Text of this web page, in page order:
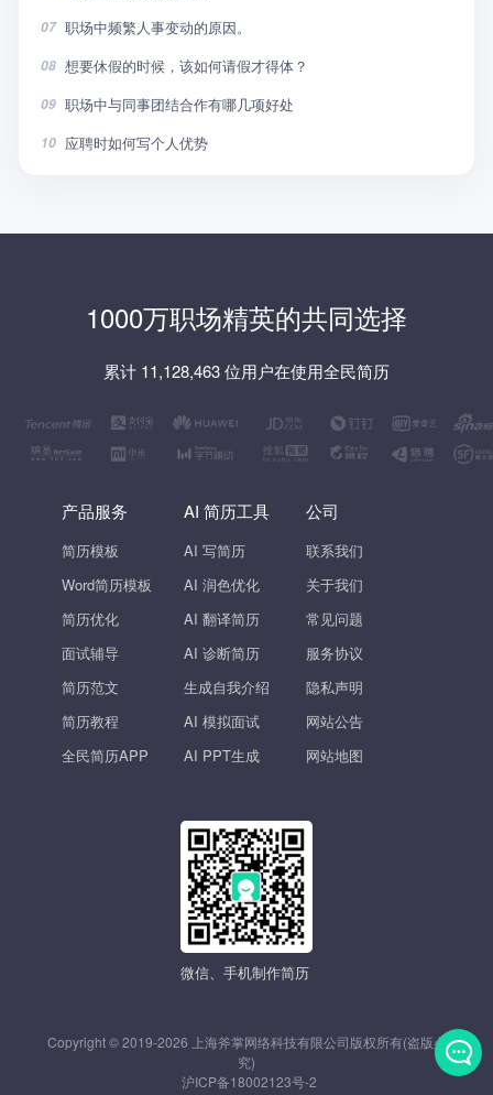
07 职场中频繁人事变动的原因。
08 想要休假的时候，该如何请假才得体？
09 职场中与同事团结合作有哪几项好处
10 应聘时如何写个人优势
1000万职场精英的共同选择
累计 11,128,463 位用户在使用全民简历
产品服务
简历模板
Word简历模板
简历优化
面试辅导
简历范文
简历教程
全民简历APP
AI 简历工具
AI 写简历
AI 润色优化
AI 翻译简历
AI 诊断简历
生成自我介绍
AI 模拟面试
AI PPT生成
公司
联系我们
关于我们
常见问题
服务协议
隐私声明
网站公告
网站地图
微信、手机制作简历
Copyright © 2019-2026 上海斧掌网络科技有限公司版权所有(盗版必
究)
沪ICP备18002123号-2